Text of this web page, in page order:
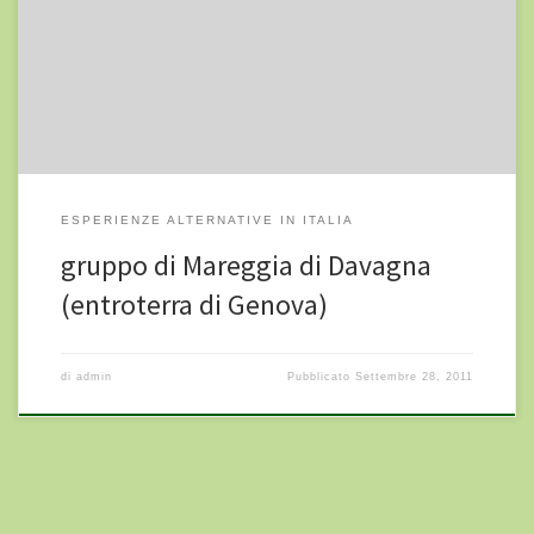
ESPERIENZE ALTERNATIVE IN ITALIA
gruppo di Mareggia di Davagna
(entroterra di Genova)
di admin PubblicatoSettembre 28, 2011